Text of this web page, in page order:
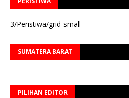
3/Peristiwa/grid-small
SUMATERA BARAT
PILIHAN EDITOR